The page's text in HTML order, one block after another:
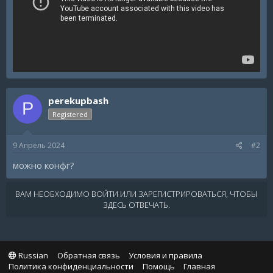
P perekupbash
Registered
9 Апрель 2024 #2
можно конфг?
ВАМ НЕОБХОДИМО ВОЙТИ ИЛИ ЗАРЕГИСТРИРОВАТЬСЯ, ЧТОБЫ
ЗДЕСЬ ОТВЕЧАТЬ.
Russian Обратная связь
Условия и правила
Политика конфиденциальности
Помощь
Главная